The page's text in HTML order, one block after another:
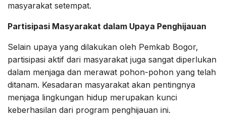
masyarakat setempat.
Partisipasi Masyarakat dalam Upaya Penghijauan
Selain upaya yang dilakukan oleh Pemkab Bogor,
partisipasi aktif dari masyarakat juga sangat diperlukan
dalam menjaga dan merawat pohon-pohon yang telah
ditanam. Kesadaran masyarakat akan pentingnya
menjaga lingkungan hidup merupakan kunci
keberhasilan dari program penghijauan ini.